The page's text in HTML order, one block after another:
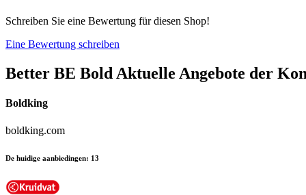
Schreiben Sie eine Bewertung für diesen Shop!
Eine Bewertung schreiben
Better BE Bold Aktuelle Angebote der
Boldking
boldking.com
De huidige aanbiedingen: 13